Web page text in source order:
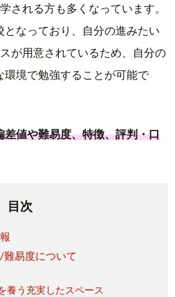
される方も多くなっています。
となっており、自分の進みたい
が用意されているため、自分の
境で勉強することが可能で
差値や難易度、特徴、評判・口
目次
易度について
養う充実したスペース